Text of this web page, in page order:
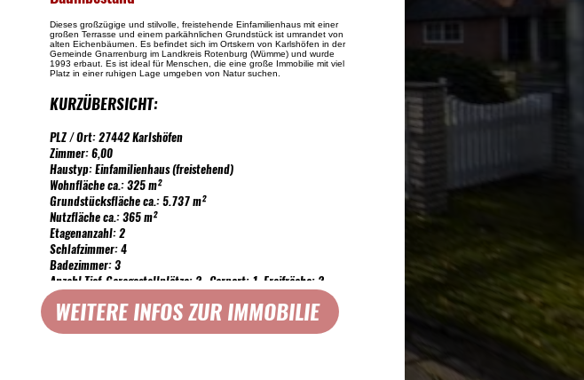
Dieses großzügige und stilvolle, freistehende Einfamilienhaus mit einer
großen Terrasse und einem parkähnlichen Grundstück ist umrandet von
alten Eichenbäumen. Es befindet sich im Ortskern von Karlshöfen in der
Gemeinde Gnarrenburg im Landkreis Rotenburg (Wümme) und wurde
1993 erbaut. Es ist ideal für Menschen, die eine große Immobilie mit viel
Platz in einer ruhigen Lage umgeben von Natur suchen.
KURZÜBERSICHT:
PLZ / Ort: 27442 Karlshöfen
Zimmer: 6,00
Haustyp: Einfamilienhaus (freistehend)
Wohnfläche ca.: 325 m²
Grundstücksfläche ca.: 5.737 m²
Nutzfläche ca.: 365 m²
Etagenanzahl: 2
Schlafzimmer: 4
Badezimmer: 3
Anzahl Tief-Garagestellplätze: 2 , Carport: 1, Freifräche: 2
Gäste-Badezimmer: ja
Sauna, Fitness: ja
Objektzustand: gepflegt
WEITERE INFOS ZUR IMMOBILIE